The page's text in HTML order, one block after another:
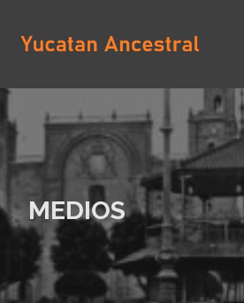
contenido
YUCATAN ANCESTRAL
MEDIOS